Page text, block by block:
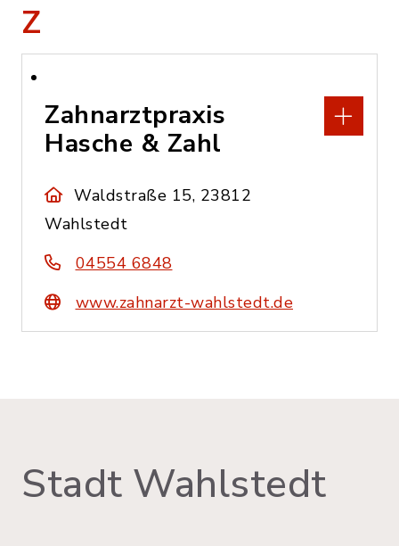
Z
Zahnarztpraxis
Hasche & Zahl
Waldstraße 15, 23812
Wahlstedt
04554 6848
www.zahnarzt-wahlstedt.de
Stadt Wahlstedt